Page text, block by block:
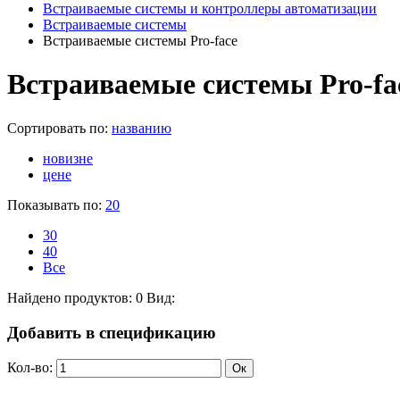
Встраиваемые системы и контроллеры автоматизации
Встраиваемые системы
Встраиваемые системы Pro-face
Встраиваемые системы Pro-
Сортировать по: названию
новизне
цене
Показывать по: 20
30
40
Все
Найдено продуктов: 0 Вид:
Добавить в спецификацию
Кол-во: